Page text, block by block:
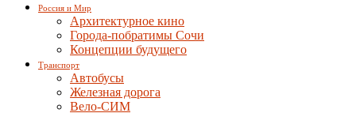
Россия и Мир
Архитектурное кино
Города-побратимы Сочи
Концепции будущего
Транспорт
Автобусы
Железная дорога
Вело-СИМ